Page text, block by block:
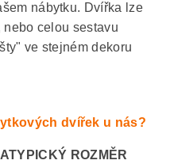
nábytku. Dvířka lze
celou sestavu
ve stejném dekoru
dvířek u nás?
ATYPICKÝ ROZMĚR